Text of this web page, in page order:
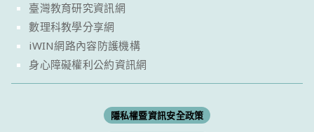
臺灣教育研究資訊網
數理科教學分享網
iWIN網路內容防護機構
身心障礙權利公約資訊網
隱私權暨資訊安全政策